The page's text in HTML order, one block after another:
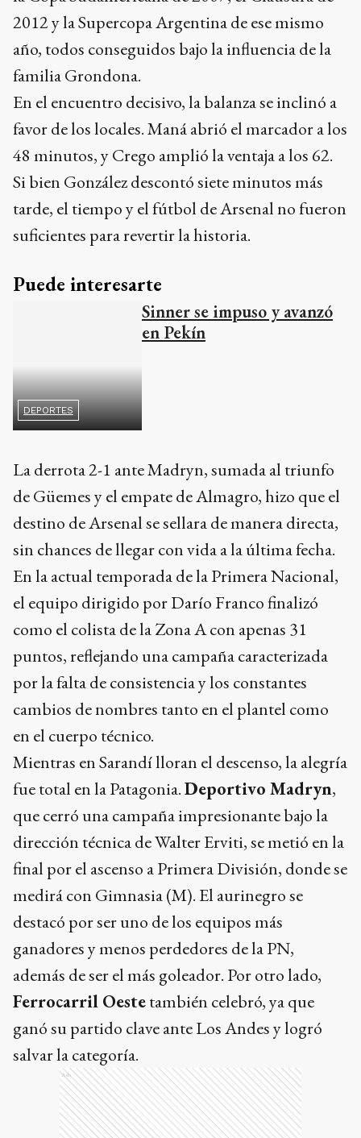
2012 y la Supercopa Argentina de ese mismo
año, todos conseguidos bajo la influencia de la
familia Grondona.
En el encuentro decisivo, la balanza se inclinó a
favor de los locales. Maná abrió el marcador a los
48 minutos, y Crego amplió la ventaja a los 62.
Si bien González descontó siete minutos más
tarde, el tiempo y el fútbol de Arsenal no fueron
suficientes para revertir la historia.
Puede interesarte
Sinner se impuso y avanzó
en Pekín
La derrota 2-1 ante Madryn, sumada al triunfo
destino de Arsenal se sellara de manera directa,
sin chances de llegar con vida a la última fecha.
En la actual temporada de la Primera Nacional,
el equipo dirigido por Darío Franco finalizó
como el colista de la Zona A con apenas 31
puntos, reflejando una campaña caracterizada
por la falta de consistencia y los constantes
cambios de nombres tanto en el plantel como
en el cuerpo técnico.
Mientras en Sarandí lloran el descenso, la alegría
fue total en la Patagonia.
que cerró una campaña impresionante bajo la
dirección técnica de Walter Erviti, se metió en la
final por el ascenso a Primera División, donde se
medirá con Gimnasia (M). El aurinegro se
destacó por ser uno de los equipos más
ganadores y menos perdedores de la PN,
además de ser el más goleador. Por otro lado,
Ferrocarril Oestetambién celebró, ya que
ganó su partido clave ante Los Andes y logró
salvar la categoría.
Ads